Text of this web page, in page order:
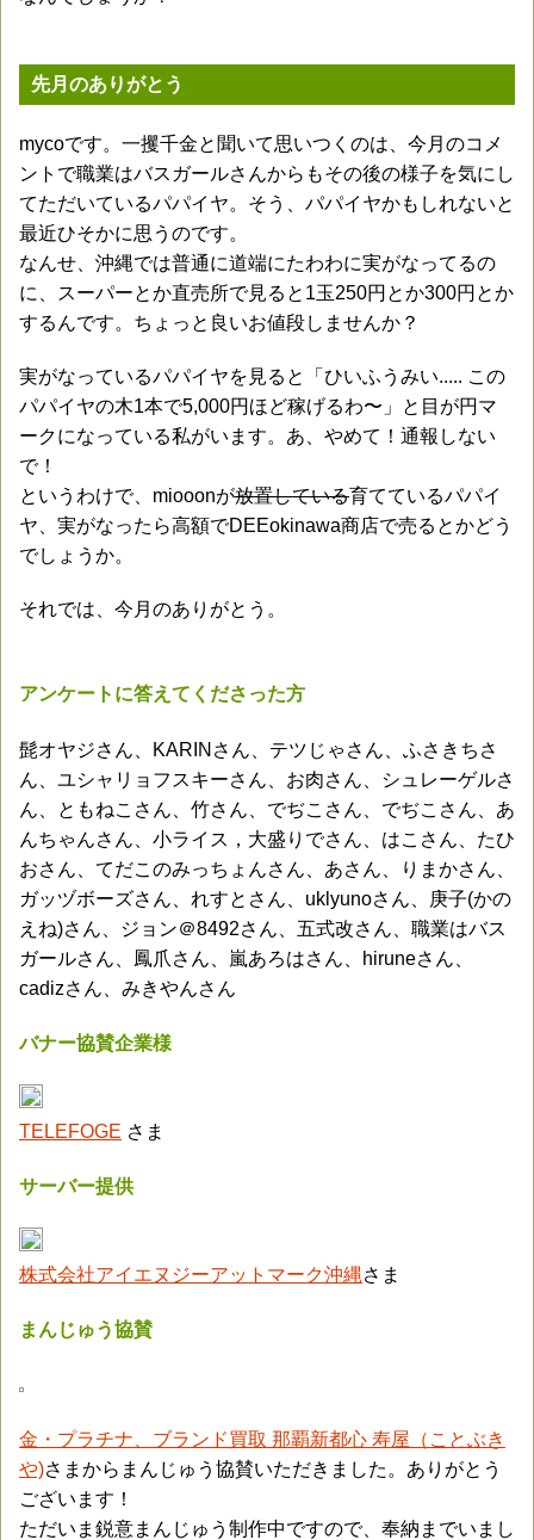
先月のありがとう
mycoです。一攫千金と聞いて思いつくのは、今月のコメ
ントで職業はバスガールさんからもその後の様子を気にし
てただいているパパイヤ。そう、パパイヤかもしれないと
最近ひそかに思うのです。
なんせ、沖縄では普通に道端にたわわに実がなってるの
に、スーパーとか直売所で見ると1玉250円とか300円とか
するんです。ちょっと良いお値段しませんか？
実がなっているパパイヤを見ると「ひいふうみい..... この
パパイヤの木1本で5,000円ほど稼げるわ〜」と目が円マ
ークになっている私がいます。あ、やめて！通報しない
で！
というわけで、miooonが放置している育てているパパイ
ヤ、実がなったら高額でDEEokinawa商店で売るとかどう
でしょうか。
それでは、今月のありがとう。
アンケートに答えてくださった方
髭オヤジさん、KARINさん、テツじゃさん、ふさきちさ
ん、ユシャリョフスキーさん、お肉さん、シュレーゲルさ
ん、ともねこさん、竹さん、でぢこさん、でぢこさん、あ
んちゃんさん、小ライス，大盛りでさん、はこさん、たひ
おさん、てだこのみっちょんさん、あさん、りまかさん、
ガッヅボーズさん、れすとさん、uklyunoさん、庚子(かの
えね)さん、ジョン＠8492さん、五式改さん、職業はバス
ガールさん、鳳爪さん、嵐あろはさん、hiruneさん、
cadizさん、みきやんさん
バナー協賛企業様
TELEFOGE さま
サーバー提供
株式会社アイエヌジーアットマーク沖縄さま
まんじゅう協賛
金・プラチナ、ブランド買取 那覇新都心 寿屋（ことぶき
や)さまからまんじゅう協賛いただきました。ありがとう
ございます！
ただいま鋭意まんじゅう制作中ですので、奉納までいまし